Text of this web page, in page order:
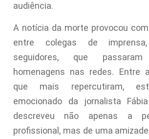
audiência.
A notícia da morte provocou
entre colegas de
seguidores, que
homenagens nas redes. Entre
que mais repercutiram,
emocionado da jornalista
descreveu não apenas a
profissional, mas de uma